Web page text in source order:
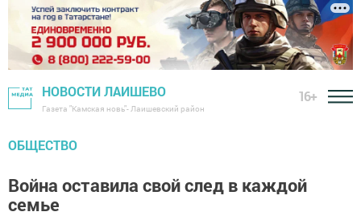
НОВОСТИ ЛАИШЕВО
Газета "Камская новь"- Лаишевский район
16+
ОБЩЕСТВО
Война оставила свой след в каждой
семье